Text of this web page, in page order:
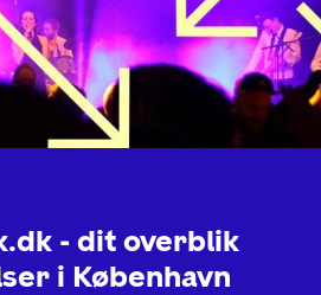
- dit overblik
i København